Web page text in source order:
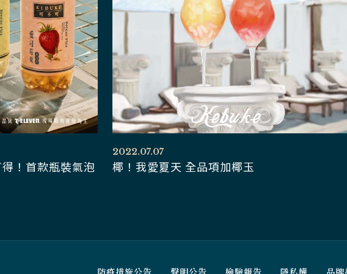
！首款瓶裝氣泡
2022.07.07
椰！我愛夏天 全品項加椰玉
防疫措施公告 聲明公告 檢驗報告 隱私權 品牌